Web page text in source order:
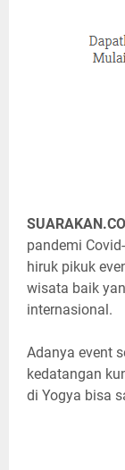
pandemi
hiruk pikuk
wisata baik
internasional.
Adanya event
kedatangan
di Yogya bisa